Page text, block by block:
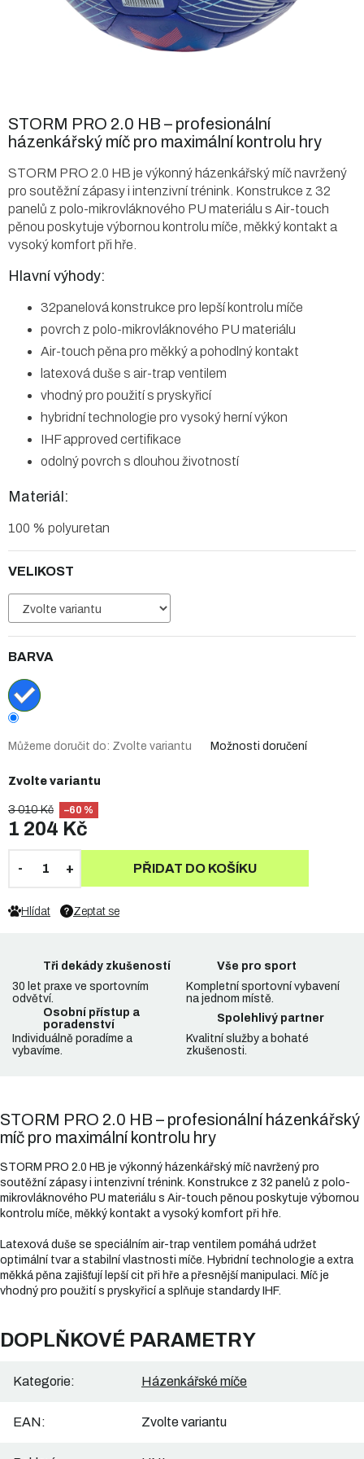
3 010 Kč –60 %
1 204 Kč
Zvolte variantu
VELIKOST
BARVA
Můžeme doručit do: Zvolte variantu Možnosti doručení
PŘIDAT DO KOŠÍKU
STORM PRO 2.0 HB – profesionální
házenkářský míč pro maximální kontrolu hry
STORM PRO 2.0 HB je výkonný házenkářský míč navržený
pro soutěžní zápasy i intenzivní trénink. Konstrukce z 32
panelů z polo-mikrovláknového PU materiálu s Air-touch
pěnou poskytuje výbornou kontrolu míče, měkký kontakt a
vysoký komfort při hře.
Hlavní výhody:
32panelová konstrukce pro lepší kontrolu míče
povrch z polo-mikrovláknového PU materiálu
Air-touch pěna pro měkký a pohodlný kontakt
latexová duše s air-trap ventilem
vhodný pro použití s pryskyřicí
hybridní technologie pro vysoký herní výkon
IHF approved certifikace
odolný povrch s dlouhou životností
Materiál:
100 % polyuretan
Zeptat se
Hlídat
Tři dekády zkušeností
30 let praxe ve sportovním
odvětví.
Vše pro sport
Kompletní sportovní vybavení
na jednom místě.
Osobní přístup a
poradenství
Individuálně poradíme a
vybavíme.
Spolehlivý partner
Kvalitní služby a bohaté
zkušenosti.
STORM PRO 2.0 HB – profesionální házenkářský
míč pro maximální kontrolu hry
STORM PRO 2.0 HB je výkonný házenkářský míč navržený pro
soutěžní zápasy i intenzivní trénink. Konstrukce z 32 panelů z polo-
mikrovláknového PU materiálu s Air-touch pěnou poskytuje výbornou
kontrolu míče, měkký kontakt a vysoký komfort při hře.
Latexová duše se speciálním air-trap ventilem pomáhá udržet
optimální tvar a stabilní vlastnosti míče. Hybridní technologie a extra
měkká pěna zajišťují lepší cit při hře a přesnější manipulaci. Míč je
vhodný pro použití s pryskyřicí a splňuje standardy IHF.
DOPLŇKOVÉ PARAMETRY
Kategorie: Házenkářské míče
EAN: Zvolte variantu